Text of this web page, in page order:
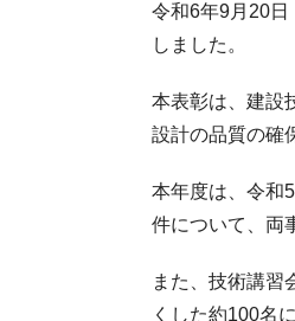
令和6年9月20日
しました。
本表彰は、建設
設計の品質の確
本年度は、令和
件について、両
また、技術講習
くした約100名